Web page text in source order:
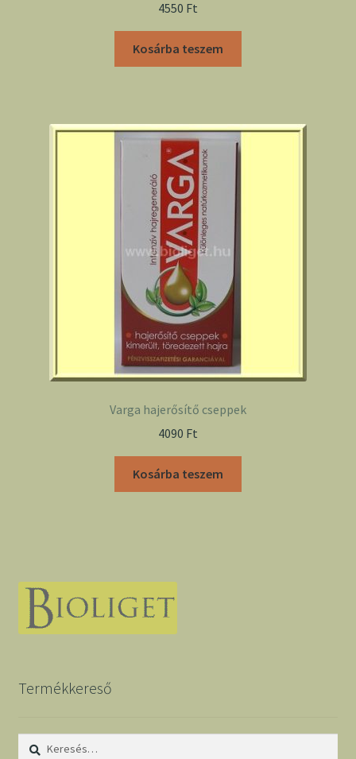
4550 Ft
Kosárba teszem
Varga hajerősítő cseppek
4090 Ft
Kosárba teszem
Termékkereső
Keresés: